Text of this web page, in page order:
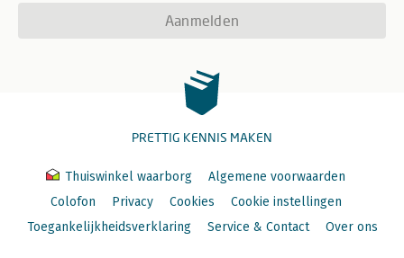
Aanmelden
PRETTIG KENNIS MAKEN
Thuiswinkel waarborg
Algemene voorwaarden
Colofon
Privacy Cookies
Cookie instellingen
Toegankelijkheidsverklaring
Service & Contact Over ons